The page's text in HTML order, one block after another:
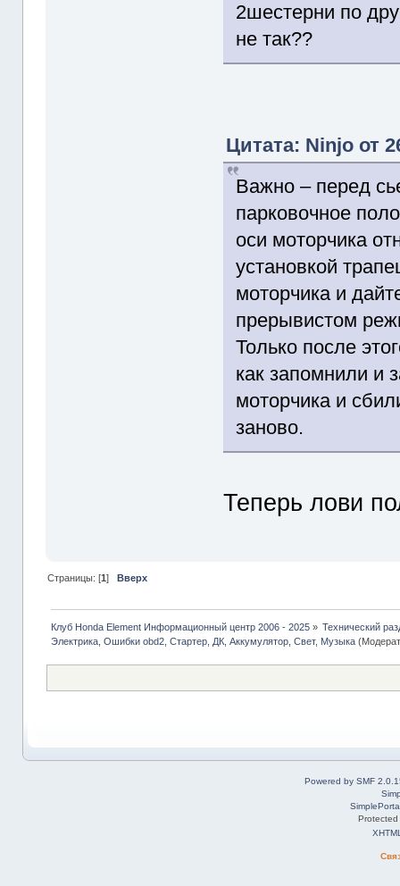
2шестерни по
не так??
Цитата: Ninjo от
Важно – перед
парковочное
оси моторчика
установкой
моторчика и
прерывистом
Только после
как запомнили и
моторчика и
заново.
Теперь лови
Страницы: [1] Вверх
Клуб Honda Element Информационный центр 2006 - 2025» Технический
Электрика, Ошибки obd2, Стартер, ДК, Аккумулятор, Свет, Музыка
Powered by SMF